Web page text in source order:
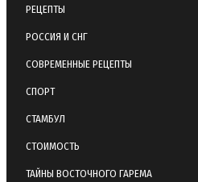
РЕЦЕПТЫ
РОССИЯ И СНГ
СОВРЕМЕННЫЕ РЕЦЕПТЫ
СПОРТ
СТАМБУЛ
СТОИМОСТЬ
ТАЙНЫ ВОСТОЧНОГО ГАРЕМА